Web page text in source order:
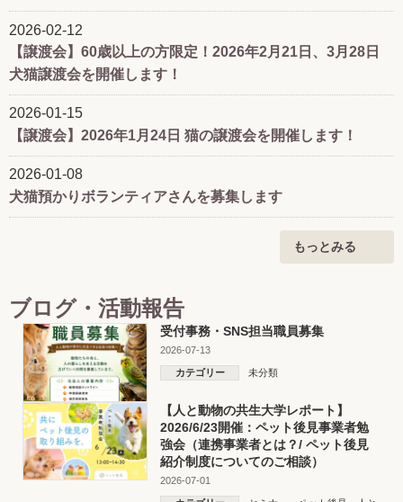
「モノ」から「命」へ
［動物幸福論］
ニュースで動物虐待や劣悪な飼育環境を目にして、「もっと厳
しく取り締まれないの？」と思ったことはありませんか？
動物愛護法では動物は「命あるもの」と位置付けられていま
す。しかし現実には、法律上問題とされず、救えない命がある
のも事実です。
動物を本当の意味で「モノ」ではなく「命」として捉える社会
を実現するために、私たちは何を考えればよいのでしょうか。
今回は、弁護士であり「どうぶつ弁護団」理事長の細川敦史先
生をお迎えし、動物愛護管理法の変遷や虐待事例、法制度の課
題を通して、人と動物がより良く共生するために法律が果たす
役割についてお話しいただきます。
法律の話を通して、私たちそれぞれが目指したい社会について
考える機会にしたいと思います。
─────────────── ...もっと見る
2026-02-12
【譲渡会】60歳以上の方限定！2026年2月21日、3月28日
犬猫譲渡会を開催します！
2026-01-15
【譲渡会】2026年1月24日 猫の譲渡会を開催します！
2026-01-08
犬猫預かりボランティアさんを募集します
もっとみる
ブログ・活動報告
受付事務・SNS担当職員募集
2026-07-13
カテゴリー 未分類
【人と動物の共生大学レポート】
2026/6/23開催：ペット後見事業者勉
強会（連携事業者とは？/ ペット後見
紹介制度についてのご相談）
2026-07-01